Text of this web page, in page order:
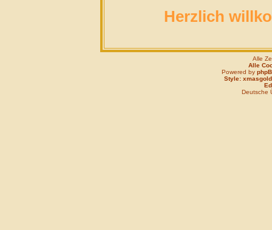
Herzlich
Alle
Alle
Powered by
Style: xmasgold
Deutsche